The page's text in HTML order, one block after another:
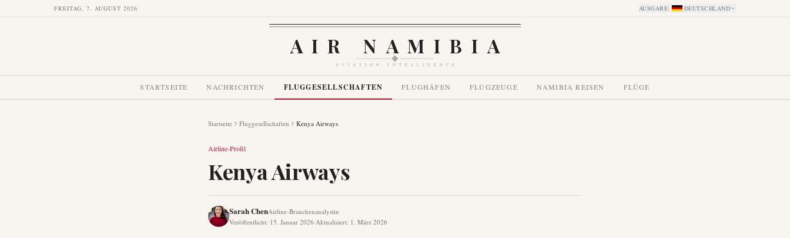
FREITAG, 7. AUGUST 2026 AUSGABE: DEUTSCHLAND
AIR NAMIBIA
AVIATION INTELLIGENCE
STARTSEITE NACHRICHTEN FLUGGESELLSCHAFTEN FLUGHÄFEN FLUGZEUGE NAMIBIA REISEN FLÜGE
Startseite Fluggesellschaften Kenya Airways
Airline-Profil
Kenya Airways
Sarah ChenAirline-Branchenanalystin
Veröffentlicht: 15. Januar 2026·Aktualisiert: 1. März 2026